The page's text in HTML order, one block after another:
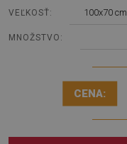
VEĽKOSŤ: 100x70 cm
MNOŽSTVO:
CENA: